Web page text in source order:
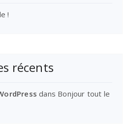
!
récents
dans Bonjour tout le